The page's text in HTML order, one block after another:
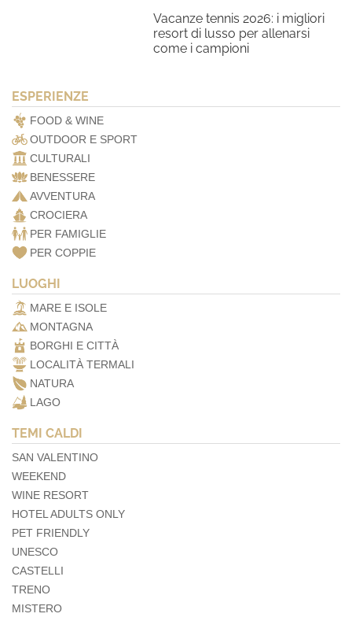
Vacanze tennis 2026: i migliori
resort di lusso per allenarsi
come i campioni
ESPERIENZE
FOOD & WINE
OUTDOOR E SPORT
CULTURALI
BENESSERE
AVVENTURA
CROCIERA
PER FAMIGLIE
PER COPPIE
LUOGHI
MARE E ISOLE
MONTAGNA
BORGHI E CITTÀ
LOCALITÀ TERMALI
NATURA
LAGO
TEMI CALDI
SAN VALENTINO
WEEKEND
WINE RESORT
HOTEL ADULTS ONLY
PET FRIENDLY
UNESCO
CASTELLI
TRENO
MISTERO